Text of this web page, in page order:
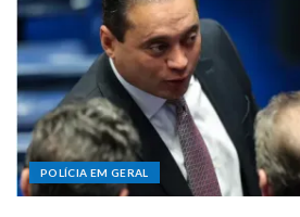
POLÍCIA EM GERAL